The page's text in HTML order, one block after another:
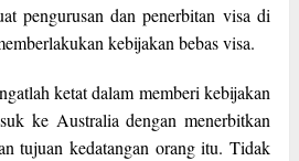
pengurusan dan penerbitan visa di
kebijakan bebas visa.
ketat dalam memberi kebijakan
ke Australia dengan menerbitkan
tujuan kedatangan orang itu. Tidak